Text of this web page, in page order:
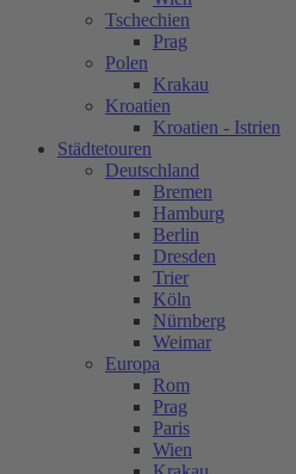
Tschechien
Prag
Polen
Krakau
Kroatien
Kroatien - Istrien
Städtetouren
Deutschland
Bremen
Hamburg
Berlin
Dresden
Trier
Köln
Nürnberg
Weimar
Europa
Rom
Prag
Paris
Wien